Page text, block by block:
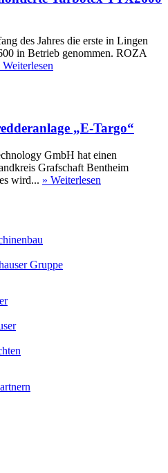
des Jahres die erste in Lingen
in Betrieb genommen. ROZA
Weiterlesen
„E-Targo“
GmbH hat einen
Grafschaft Bentheim
wird... » Weiterlesen
Gruppe